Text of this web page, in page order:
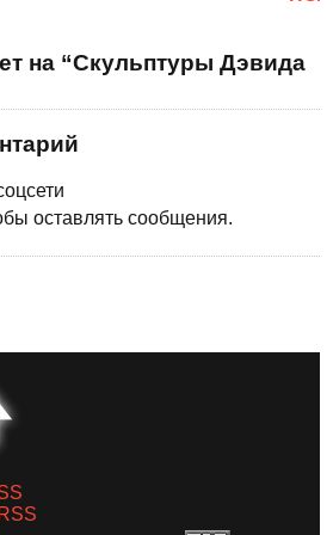
на “Скульптуры Дэвида
оставлять сообщения.